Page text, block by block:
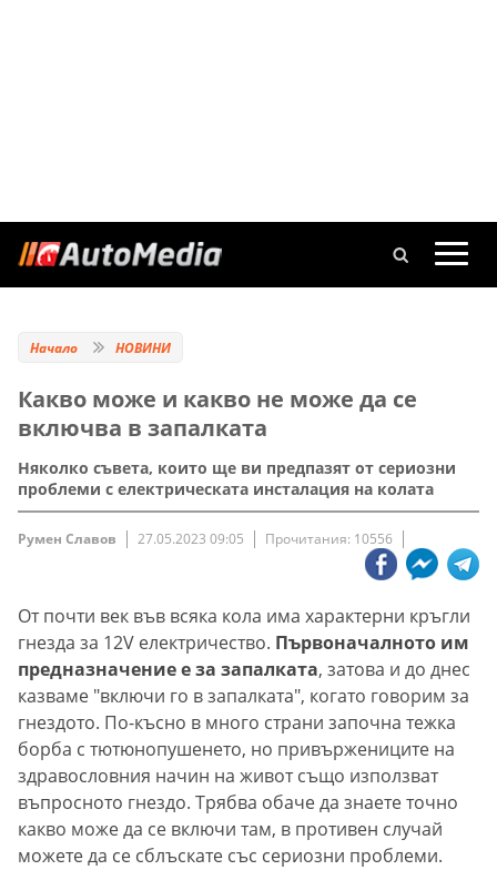
Начало НОВИНИ
Какво може и какво не може да се
включва в запалката
Няколко съвета, които ще ви предпазят от сериозни
проблеми с електрическата инсталация на колата
Румен Славов 27.05.2023 09:05 Прочитания: 10556
От почти век във всяка кола има характерни кръгли
гнезда за 12V eлектричество. Първоначалното им
предназначение е за запалката, затова и до днес
казваме "включи го в запалката", когато говорим за
гнездото. По-късно в много страни започна тежка
борба с тютюнопушенето, но привържениците на
здравословния начин на живот също използват
въпросното гнездо. Трябва обаче да знаете точно
какво може да се включи там, в противен случай
можете да се сблъскате със сериозни проблеми.